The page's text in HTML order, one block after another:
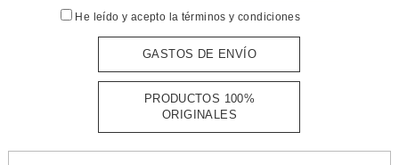
He leído y acepto la términos y condiciones
GASTOS DE ENVÍO
PRODUCTOS 100%
ORIGINALES